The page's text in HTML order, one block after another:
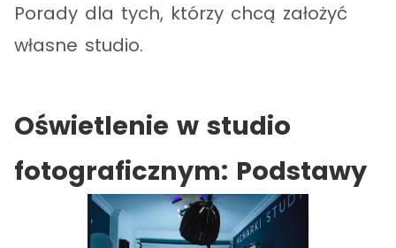
Porady dla tych, którzy chcą założyć
własne studio.
Oświetlenie w studio
fotograficznym: Podstawy